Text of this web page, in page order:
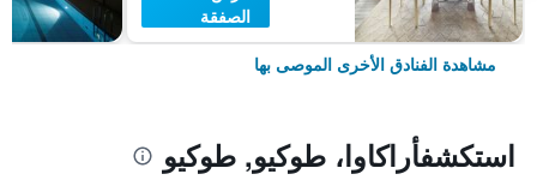
الصفقة
مشاهدة الفنادق الأخرى الموصى بها
استكشفأراكاوا، طوكيو, طوكيو